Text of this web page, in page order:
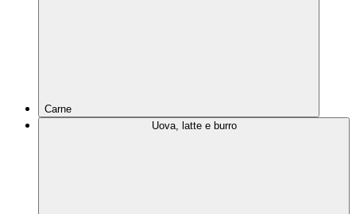
Carne
Uova, latte e burro